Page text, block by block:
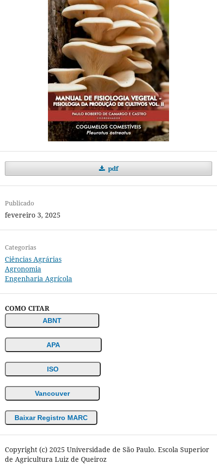
pdf
Publicado
fevereiro 3, 2025
Categorias
Ciências Agrárias
Agronomia
Engenharia Agrícola
COMO CITAR
ABNT
APA
ISO
Vancouver
Baixar Registro MARC
Copyright (c) 2025 Universidade de São Paulo. Escola Superior
de Agricultura Luiz de Queiroz